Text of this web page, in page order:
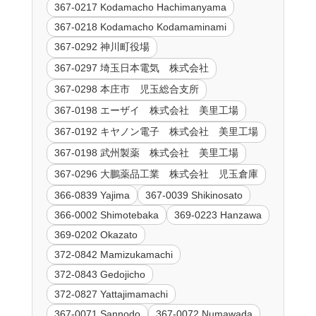
367-0217 Kodamacho Hachimanyama
367-0218 Kodamacho Kodamaminami
367-0292 神川町役場
367-0297 埼玉日本電気 株式会社
367-0298 本庄市 児玉総合支所
367-0198 エーザイ 株式会社 美里工場
367-0192 キヤノン電子 株式会社 美里工場
367-0198 武州製薬 株式会社 美里工場
367-0296 大鵬薬品工業 株式会社 児玉倉庫
366-0839 Yajima
367-0039 Shikinosato
366-0002 Shimotebaka
369-0223 Hanzawa
369-0202 Okazato
372-0842 Mamizukamachi
372-0843 Gedojicho
372-0827 Yattajimamachi
367-0071 Sannodo
367-0072 Numawada